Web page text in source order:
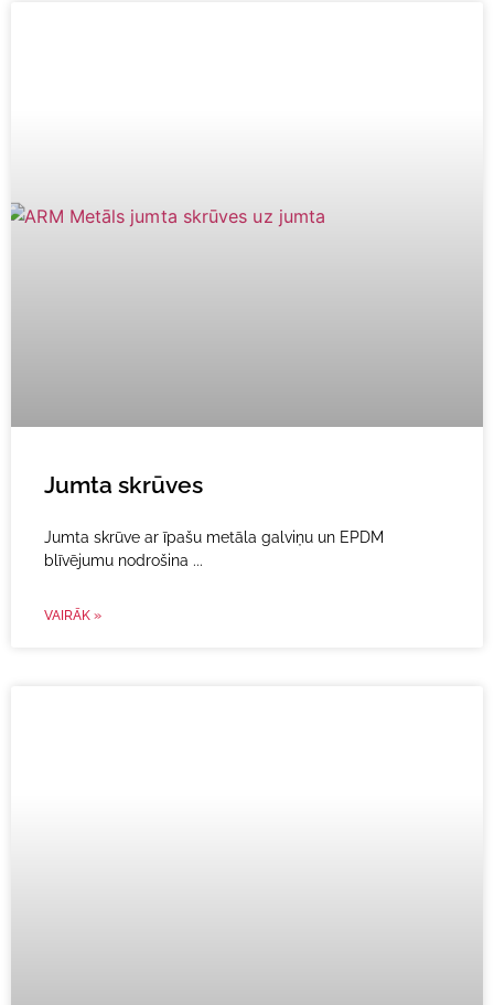
Jumta skrūves
Jumta skrūve ar īpašu metāla galviņu un EPDM
blīvējumu nodrošina
VAIRĀK »